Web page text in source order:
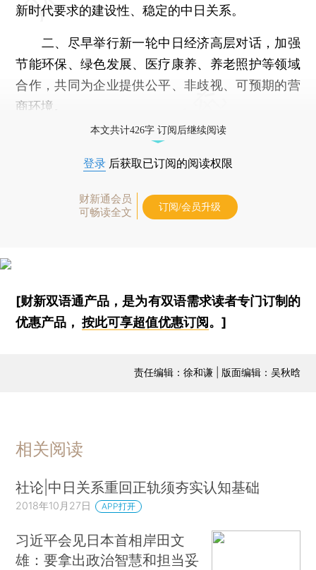
新时代要求的建设性、稳定的中日关系。
二、尽早举行新一轮中日经济高层对话，加强
节能环保、绿色发展、医疗康养、养老照护等领域
合作，共同为企业提供公平、非歧视、可预期的营
商环境。
本文共计426字 订阅后继续阅读
登录 后获取已订阅的阅读权限
财新通会员
可畅读全文
订阅/会员升级
[财新双语通产品，是为有双语需求读者专门订制的
优惠产品，按此可享超值优惠订阅。]
责任编辑：徐和谦 | 版面编辑：吴秋晗
相关阅读
社论|中日关系重回正轨须夯实认知基础
2018年10月27日 APP打开
习近平会见日本首相岸田文
雄：要拿出政治智慧和担当妥